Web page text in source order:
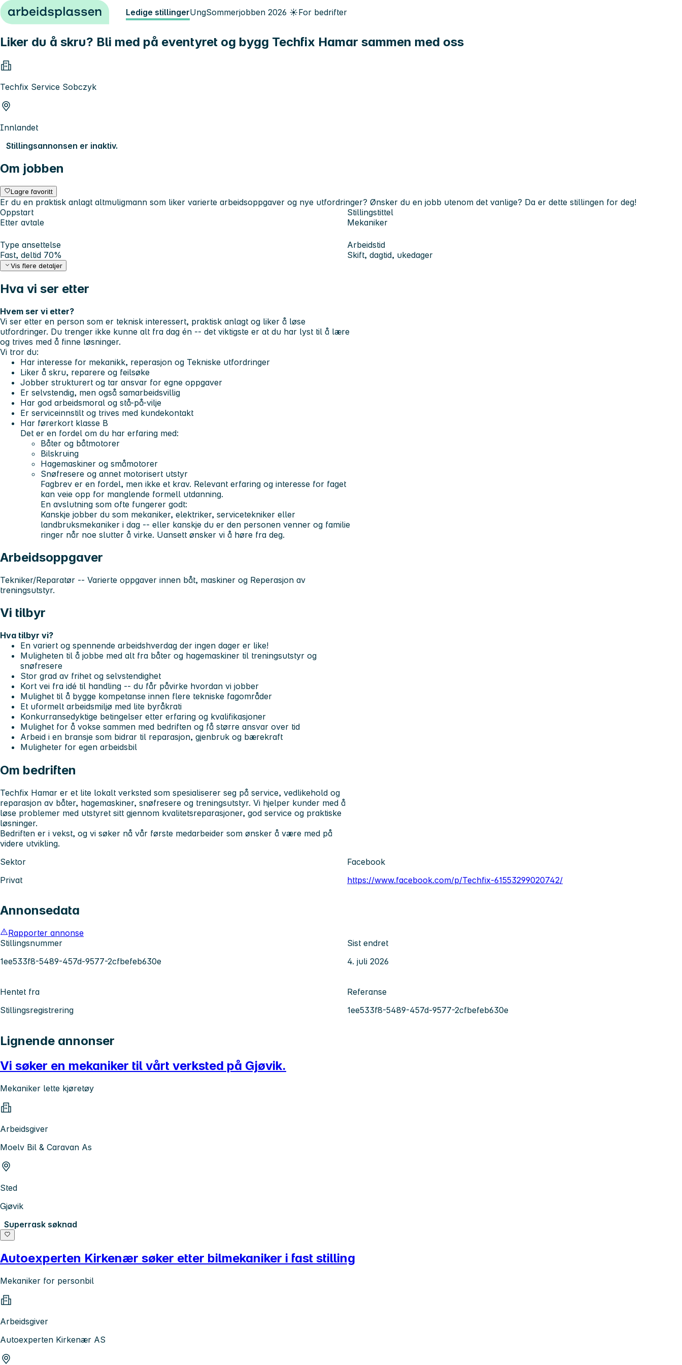
Hopp til innhold Ledige stillingerUngSommerjobben 2026 ☀️For bedrifter
Liker du å skru? Bli med på eventyret og bygg Techfix Hamar sammen med oss
Techfix Service Sobczyk
Innlandet
Stillingsannonsen er inaktiv.
Om jobben
Lagre favoritt
Er du en praktisk anlagt altmuligmann som liker varierte arbeidsoppgaver og nye utfordringer? Ønsker du en jobb utenom det vanlige? Da er dette stillingen for deg!
Oppstart
Etter avtale
Stillingstittel
Mekaniker
Type ansettelse
Fast, deltid 70%
Arbeidstid
Skift, dagtid, ukedager
Vis flere detaljer
Hva vi ser etter
Hvem ser vi etter?
Vi ser etter en person som er teknisk interessert, praktisk anlagt og liker å løse
utfordringer. Du trenger ikke kunne alt fra dag én -- det viktigste er at du har lyst til å lære
og trives med å finne løsninger.
Vi tror du:
Har interesse for mekanikk, reperasjon og Tekniske utfordringer
Liker å skru, reparere og feilsøke
Jobber strukturert og tar ansvar for egne oppgaver
Er selvstendig, men også samarbeidsvillig
Har god arbeidsmoral og stå-på-vilje
Er serviceinnstilt og trives med kundekontakt
Har førerkort klasse B
Det er en fordel om du har erfaring med:
Båter og båtmotorer
Bilskruing
Hagemaskiner og småmotorer
Snøfresere og annet motorisert utstyr
Fagbrev er en fordel, men ikke et krav. Relevant erfaring og interesse for faget
kan veie opp for manglende formell utdanning.
En avslutning som ofte fungerer godt:
Kanskje jobber du som mekaniker, elektriker, servicetekniker eller
landbruksmekaniker i dag -- eller kanskje du er den personen venner og familie
ringer når noe slutter å virke. Uansett ønsker vi å høre fra deg.
Arbeidsoppgaver
Tekniker/Reparatør -- Varierte oppgaver innen båt, maskiner og Reperasjon av
treningsutstyr.
Vi tilbyr
Hva tilbyr vi?
En variert og spennende arbeidshverdag der ingen dager er like!
Muligheten til å jobbe med alt fra båter og hagemaskiner til treningsutstyr og
snøfresere
Stor grad av frihet og selvstendighet
Kort vei fra idé til handling -- du får påvirke hvordan vi jobber
Mulighet til å bygge kompetanse innen flere tekniske fagområder
Et uformelt arbeidsmiljø med lite byråkrati
Konkurransedyktige betingelser etter erfaring og kvalifikasjoner
Mulighet for å vokse sammen med bedriften og få større ansvar over tid
Arbeid i en bransje som bidrar til reparasjon, gjenbruk og bærekraft
Muligheter for egen arbeidsbil
Om bedriften
Techfix Hamar er et lite lokalt verksted som spesialiserer seg på service, vedlikehold og
reparasjon av båter, hagemaskiner, snøfresere og treningsutstyr. Vi hjelper kunder med å
løse problemer med utstyret sitt gjennom kvalitetsreparasjoner, god service og praktiske
løsninger.
Bedriften er i vekst, og vi søker nå vår første medarbeider som ønsker å være med på
videre utvikling.
Sektor
Privat
Facebook
https://www.facebook.com/p/Techfix-61553299020742/
Annonsedata
Rapporter annonse
Stillingsnummer
1ee533f8-5489-457d-9577-2cfbefeb630e
Sist endret
4. juli 2026
Hentet fra
Stillingsregistrering
Referanse
1ee533f8-5489-457d-9577-2cfbefeb630e
Lignende annonser
Vi søker en mekaniker til vårt verksted på Gjøvik.
Mekaniker lette kjøretøy
Arbeidsgiver
Moelv Bil & Caravan As
Sted
Gjøvik
Superrask søknad
Autoexperten Kirkenær søker etter bilmekaniker i fast stilling
Mekaniker for personbil
Arbeidsgiver
Autoexperten Kirkenær AS